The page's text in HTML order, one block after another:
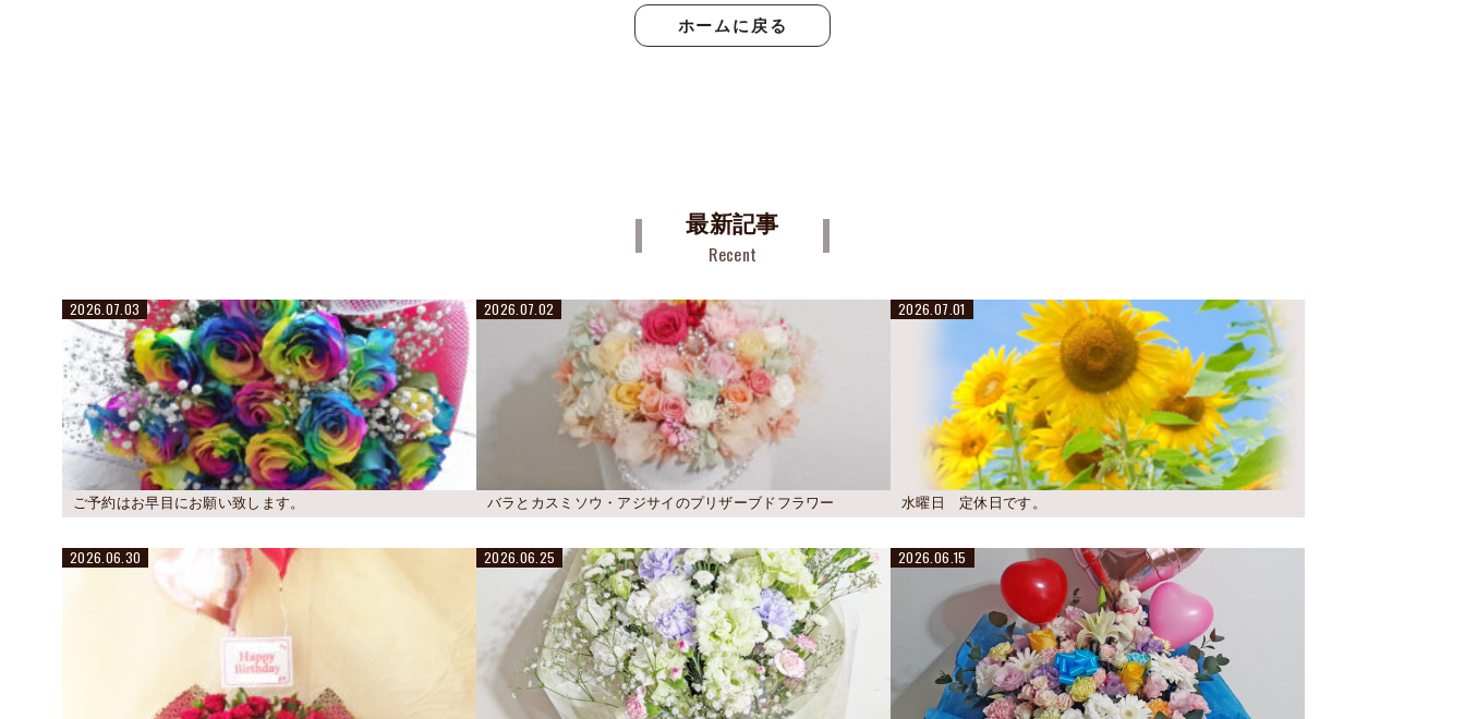
ホームに戻る
最新記事
Recent
2026.07.03
ご予約はお早目にお願い致します。
2026.07.02
バラとカスミソウ・アジサイのプリザーブドフラワー
2026.07.01
水曜日 定休日です。
2026.06.30 2026.06.25 2026.06.15